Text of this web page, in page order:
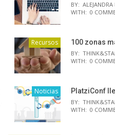
BY: ALEJANDRA
WITH: 0
Recursos 100 zonas
BY:
WITH: 0
Noticias PlatziConf
BY:
WITH: 0